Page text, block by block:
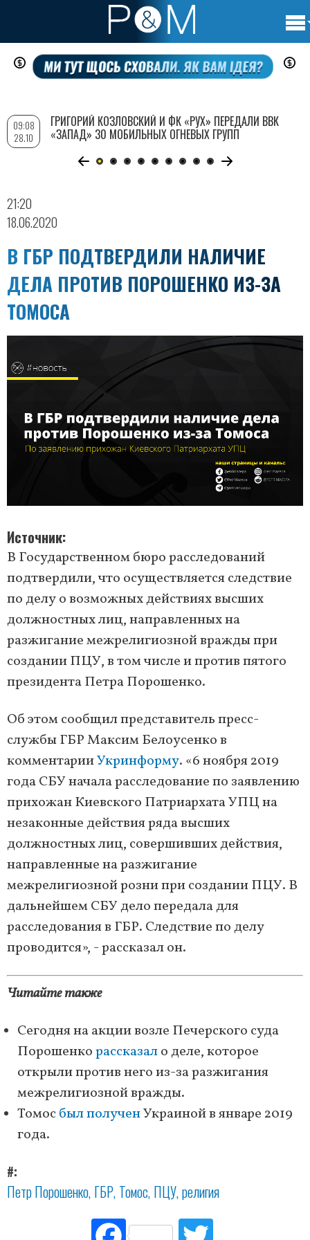
Перейти
содержанию
21:20
18.06.2020
В ГБР ПОДТВЕРДИЛИ НАЛИЧИЕ
ДЕЛА ПРОТИВ ПОРОШЕНКО ИЗ-ЗА
ТОМОСА
Источник
В Государственном бюро расследований
подтвердили, что осуществляется следствие
по делу о возможных действиях высших
должностных лиц, направленных на
разжигание межрелигиозной вражды при
создании ПЦУ, в том числе и против пятого
президента Петра Порошенко.
Об этом сообщил представитель пресс-
службы ГБР Максим Белоусенко в
комментарииУкринформу. «6 ноября 2019
года СБУ начала расследование по заявлению
прихожан Киевского Патриархата УПЦ на
незаконные действия ряда высших
должностных лиц, совершивших действия,
направленные на разжигание
межрелигиозной розни при создании ПЦУ. В
дальнейшем СБУ дело передала для
расследования в ГБР. Следствие по делу
проводится», - рассказал он.
Читайте также
Сегодня на акции возле Печерского суда
Порошенкорассказало деле, которое
открыли против него из-за разжигания
межрелигиозной вражды.
Томосбыл полученУкраиной в январе 2019
года.
#
Петр Порошенко ГБР Томос ПЦУ религия
Fac
09:08
28.10
ГРИГОРИЙ КОЗЛОВСКИЙ И ФК «РУХ» ПЕРЕДАЛИ ВВК
«ЗАПАД» 30 МОБИЛЬНЫХ ОГНЕВЫХ ГРУПП